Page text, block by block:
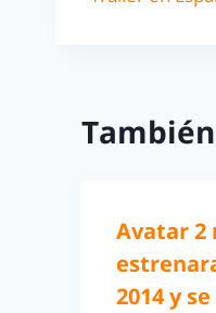
Avatar 2
2014 y